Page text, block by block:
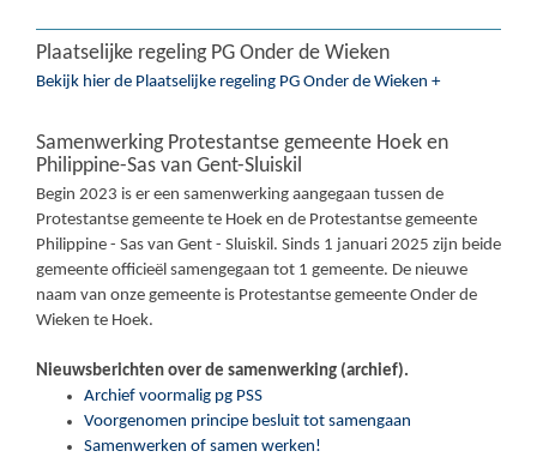
Plaatselijke regeling PG Onder de Wieken
Bekijk hier de Plaatselijke regeling PG Onder de Wieken +
Samenwerking Protestantse gemeente Hoek en
Philippine-Sas van Gent-Sluiskil
Begin 2023 is er een samenwerking aangegaan tussen de
Protestantse gemeente te Hoek en de Protestantse gemeente
Philippine - Sas van Gent - Sluiskil. Sinds 1 januari 2025 zijn beide
gemeente officieël samengegaan tot 1 gemeente. De nieuwe
naam van onze gemeente is Protestantse gemeente Onder de
Wieken te Hoek.
Nieuwsberichten over de samenwerking (archief).
Archief voormalig pg PSS
Voorgenomen principe besluit tot samengaan
Samenwerken of samen werken!